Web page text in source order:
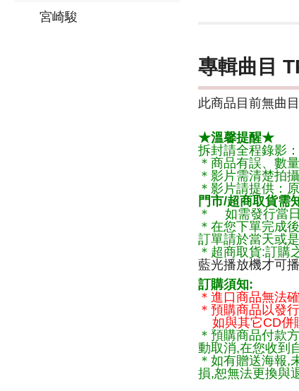
宮崎駿
專輯曲目
此商品目前無曲
★溫馨提醒★
拆封請全程錄影
＊商品有誤、數
＊影片需清楚拍
＊影片請提供：
門市/超商取貨需
＊ 如需發行當日
＊在您下單完成
訂單請於當天或
＊超商取貨:訂購
藍光播放機才可
訂購須知:
＊進口商品無法
＊預購商品以發
如與其它CD併
＊預購商品付款
動取消,在您收到
＊如有贈送海報,
損,恕無法更換與